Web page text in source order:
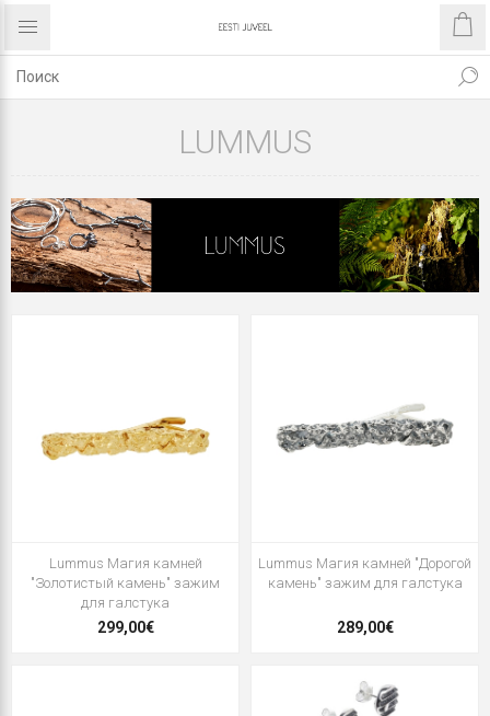
LUMMUS
Lummus Магия камней
"Золотистый камень" зажим
для галстука
299,00€
Lummus Магия камней "Дорогой
камень" зажим для галстука
289,00€